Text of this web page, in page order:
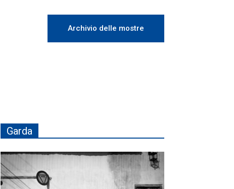
Archivio delle mostre
Garda